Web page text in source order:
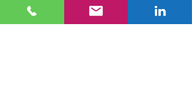
complémentaires en
facility management et
achats pour optimiser l’exploitation durable de